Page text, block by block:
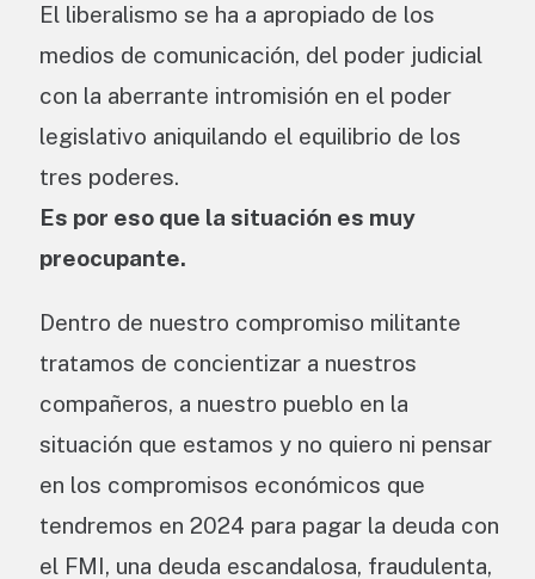
El liberalismo se ha a apropiado de los
medios de comunicación, del poder judicial
con la aberrante intromisión en el poder
legislativo aniquilando el equilibrio de los
tres poderes.
Es por eso que la situación es muy
preocupante.
Dentro de nuestro compromiso militante
tratamos de concientizar a nuestros
compañeros, a nuestro pueblo en la
situación que estamos y no quiero ni pensar
en los compromisos económicos que
tendremos en 2024 para pagar la deuda con
el FMI, una deuda escandalosa, fraudulenta,